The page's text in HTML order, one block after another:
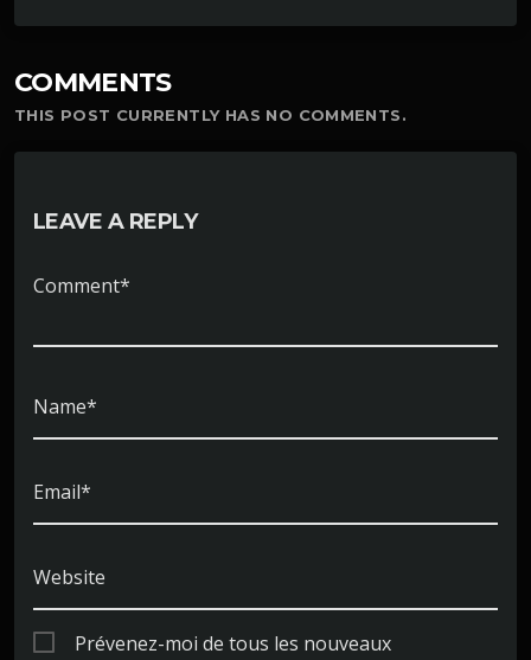
COMMENTS
THIS POST CURRENTLY HAS NO COMMENTS.
LEAVE A REPLY
Comment*
Name*
Email*
Website
Prévenez-moi de tous les nouveaux